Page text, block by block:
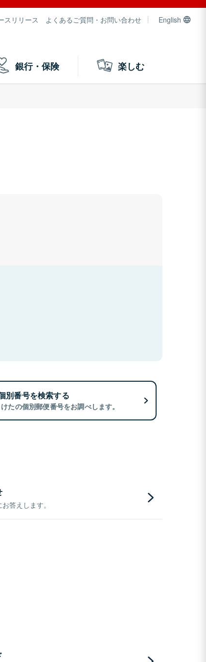
スリリース よくあるご質問・お問い合わせ English
銀行・保険 楽しむ
別番号を検索する
たの個別郵便番号をお調べします。
答えします。